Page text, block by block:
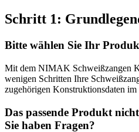
Schritt 1:
Bitte wählen Sie Ihr
Mit dem NIMAK Schweißzangen
wenigen Schritten Ihre
zugehörigen Konstruktionsdaten im
Das passende Produkt
Sie haben Fragen?